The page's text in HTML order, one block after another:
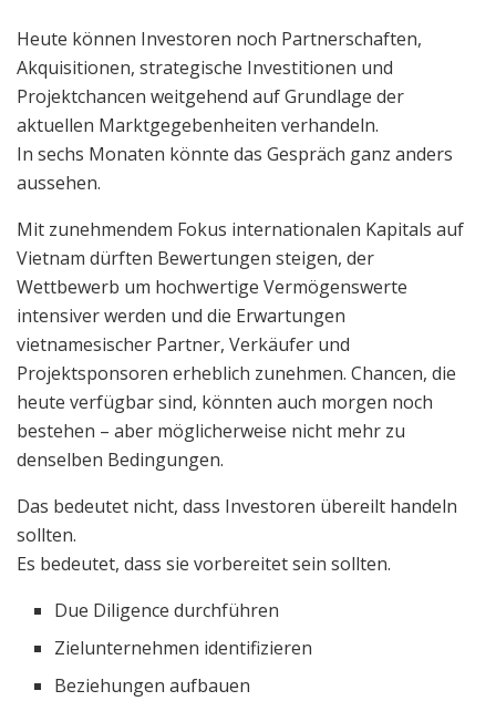
Heute können Investoren noch Partnerschaften,
Akquisitionen, strategische Investitionen und
Projektchancen weitgehend auf Grundlage der
aktuellen Marktgegebenheiten verhandeln.
In sechs Monaten könnte das Gespräch ganz anders
aussehen.
Mit zunehmendem Fokus internationalen Kapitals auf
Vietnam dürften Bewertungen steigen, der
Wettbewerb um hochwertige Vermögenswerte
intensiver werden und die Erwartungen
vietnamesischer Partner, Verkäufer und
Projektsponsoren erheblich zunehmen. Chancen, die
heute verfügbar sind, könnten auch morgen noch
bestehen – aber möglicherweise nicht mehr zu
denselben Bedingungen.
Das bedeutet nicht, dass Investoren übereilt handeln
sollten.
Es bedeutet, dass sie vorbereitet sein sollten.
Due Diligence durchführen
Zielunternehmen identifizieren
Beziehungen aufbauen